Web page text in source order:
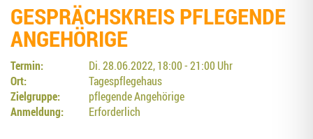
GESPRÄCHS­KREIS PFLE­GEN­DE
ANGEHÖRIGE
Termin:
Di. 28.06.2022, 18:00 - 21:00 Uhr
Ort:
Tagespflegehaus
Zielgruppe:
pflegende Angehörige
Anmeldung:
Erforderlich